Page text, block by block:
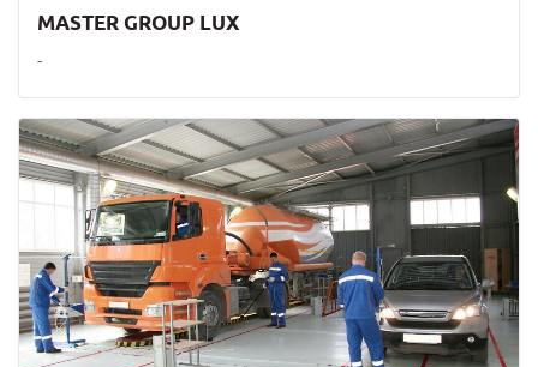
MASTER GROUP LUX
-